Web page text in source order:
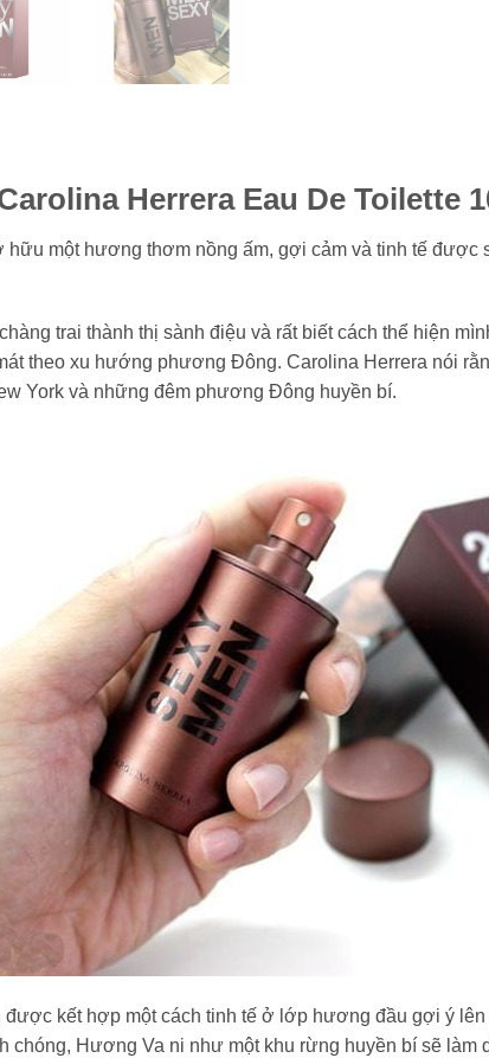
Herrera Eau De Toilette
hữu một hương thơm nồng ấm, gợi cảm và tinh tế được
trai thành thị sành điệu và rất biết cách thể hiện
theo xu hướng phương Đông. Carolina Herrera nói
York và những đêm phương Đông huyền bí.
kết hợp một cách tinh tế ở lớp hương đầu gợi ý
chóng, Hương Va ni như một khu rừng huyền bí sẽ